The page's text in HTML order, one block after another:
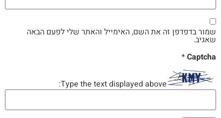
שמור בדפדפן זה את השם, האימייל והאתר שלי לפעם הבאה
שאגיב.
Captcha
*
Type the text displayed above: